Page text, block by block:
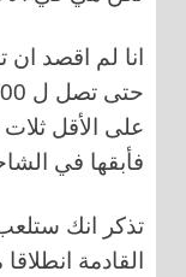
انا لم اقصد
فأبقها في
تذكر انك
القادمة